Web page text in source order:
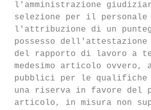
l'amministrazione
selezione per il personale
l'attribuzione di un
possesso
del rapporto di lavoro a
medesimo articolo
pubblici per le qualifiche
una riserva in favore del
articolo, in misura non